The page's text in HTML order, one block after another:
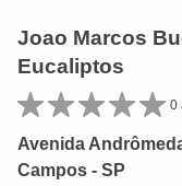
Joao Marcos
Eucaliptos
0
Avenida
Campos - SP